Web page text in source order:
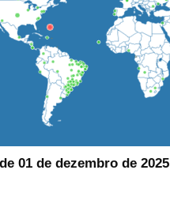
01 de dezembro de